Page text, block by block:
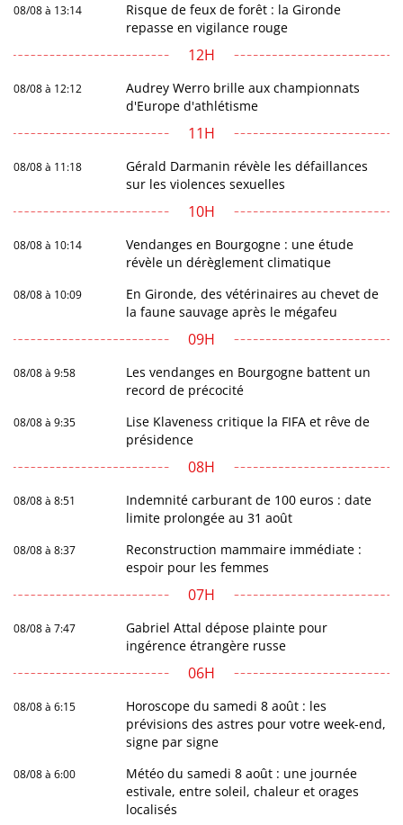
08/08 à 13:14
Risque de feux de forêt : la Gironde
repasse en vigilance rouge
12H
08/08 à 12:12
Audrey Werro brille aux championnats
d'Europe d'athlétisme
11H
08/08 à 11:18
Gérald Darmanin révèle les défaillances
sur les violences sexuelles
10H
08/08 à 10:14
Vendanges en Bourgogne : une étude
révèle un dérèglement climatique
08/08 à 10:09
En Gironde, des vétérinaires au chevet de
la faune sauvage après le mégafeu
09H
08/08 à 9:58
Les vendanges en Bourgogne battent un
record de précocité
08/08 à 9:35
Lise Klaveness critique la FIFA et rêve de
présidence
08H
08/08 à 8:51
Indemnité carburant de 100 euros : date
limite prolongée au 31 août
08/08 à 8:37
Reconstruction mammaire immédiate :
espoir pour les femmes
07H
08/08 à 7:47
Gabriel Attal dépose plainte pour
ingérence étrangère russe
06H
08/08 à 6:15
Horoscope du samedi 8 août : les
prévisions des astres pour votre week-end,
signe par signe
08/08 à 6:00
Météo du samedi 8 août : une journée
estivale, entre soleil, chaleur et orages
localisés